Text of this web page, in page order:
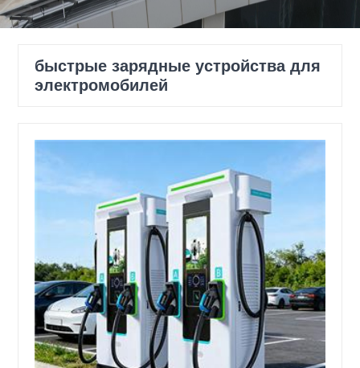
быстрые зарядные устройства для
электромобилей